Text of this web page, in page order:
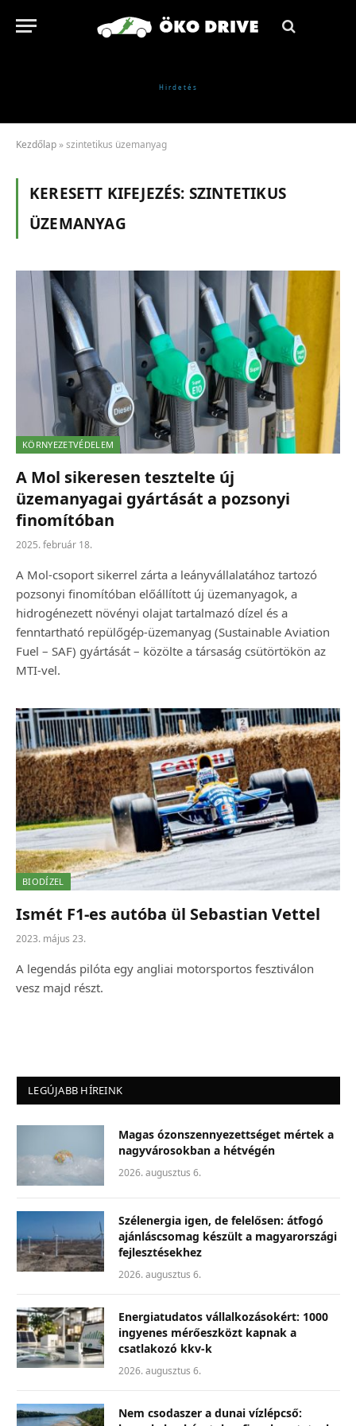
Kezdőlap »szintetikus üzemanyag
KERESETT KIFEJEZÉS: SZINTETIKUS
ÜZEMANYAG
KÖRNYEZETVÉDELEM
A Mol sikeresen tesztelte új
üzemanyagai gyártását a pozsonyi
finomítóban
2025. február 18.
A Mol-csoport sikerrel zárta a leányvállalatához tartozó
pozsonyi finomítóban előállított új üzemanyagok, a
hidrogénezett növényi olajat tartalmazó dízel és a
fenntartható repülőgép-üzemanyag (Sustainable Aviation
Fuel – SAF) gyártását – közölte a társaság csütörtökön az
MTI-vel.
BIODÍZEL
Ismét F1-es autóba ül Sebastian Vettel
2023. május 23.
A legendás pilóta egy angliai motorsportos fesztiválon
vesz majd részt.
LEGÚJABB HÍREINK
Magas ózonszennyezettséget mértek a
nagyvárosokban a hétvégén
2026. augusztus 6.
Szélenergia igen, de felelősen: átfogó
ajánláscsomag készült a magyarországi
fejlesztésekhez
2026. augusztus 6.
Energiatudatos vállalkozásokért: 1000
ingyenes mérőeszközt kapnak a
csatlakozó kkv-k
2026. augusztus 6.
Nem csodaszer a dunai vízlépcső: